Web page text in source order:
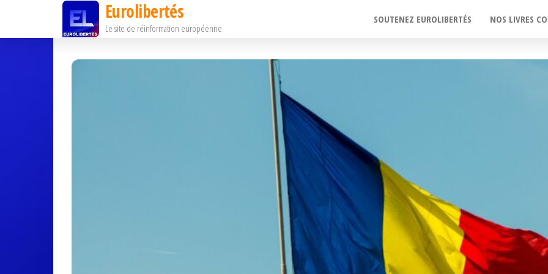
ce
Eurolibertés
Le site de réinformation européenne
SOUTENEZ EUROLIBERTÉS NOS LIVRES